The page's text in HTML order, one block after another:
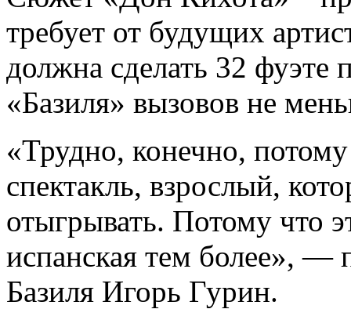
требует от будущих
должна сделать 32
«Базиля» вызовов не
«Трудно, конечно,
спектакль, взрослый,
отыгрывать. Потому что
испанская тем более», —
Базиля Игорь Гурин.